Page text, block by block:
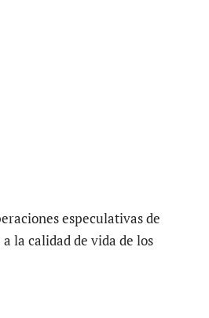
especulativas de
la calidad de vida de los